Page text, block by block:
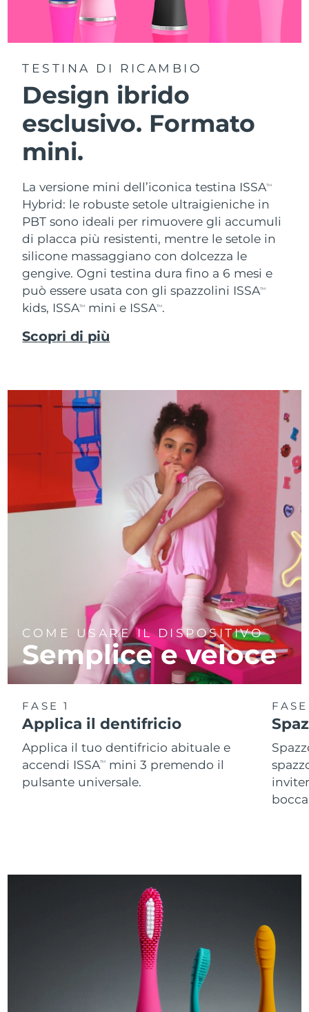
TESTINA DI RICAMBIO
Design ibrido
esclusivo. Formato
mini.
La versione mini dell’iconica testina ISSATM
Hybrid: le robuste setole ultraigieniche in
PBT sono ideali per rimuovere gli accumuli
di placca più resistenti, mentre le setole in
silicone massaggiano con dolcezza le
gengive. Ogni testina dura fino a 6 mesi e
può essere usata con gli spazzolini ISSATM
kids, ISSATM mini e ISSATM.
Scopri di più
COME USARE IL DISPOSITIVO
Semplice e veloce
FASE 1
Applica il dentifricio
Applica il tuo dentifricio abituale e
accendi ISSATM
mini 3 premendo il
pulsante universale.